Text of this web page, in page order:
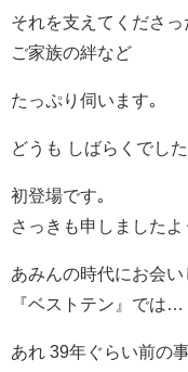
それを支えてくださっ
ご家族の絆など
たっぷり伺います｡
どうも しばらくでした
初登場です｡
さっきも申しましたよ
あみんの時代にお会い
『ベストテン』では…
あれ 39年ぐらい前の